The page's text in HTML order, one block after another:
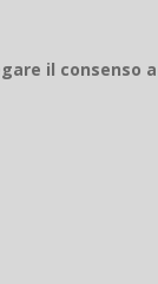
il consenso a